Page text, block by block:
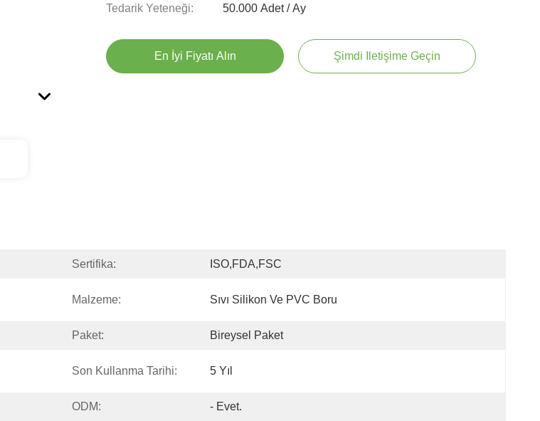
Tedarik Yeteneği: 50.000 Adet / Ay
En İyi Fiyatı Alın Şimdi Iletişime Geçin
Sertifika: ISO,FDA,FSC
Malzeme: Sıvı Silikon Ve PVC Boru
Paket: Bireysel Paket
Son Kullanma Tarihi: 5 Yıl
ODM: - Evet.